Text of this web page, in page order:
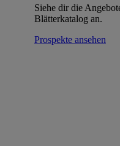
Siehe dir die
Blätterkatalog an.
Prospekte ansehen